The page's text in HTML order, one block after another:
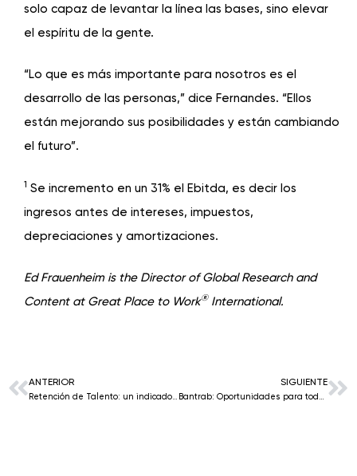
solo capaz de levantar la línea las bases, sino elevar
el espíritu de la gente.
“Lo que es más importante para nosotros es el
desarrollo de las personas,” dice Fernandes. “Ellos
están mejorando sus posibilidades y están cambiando
el futuro”.
1 Se incremento en un 31% el Ebitda, es decir los
ingresos antes de intereses, impuestos,
depreciaciones y amortizaciones.
Ed Frauenheim is the Director of Global Research and
Content at Great Place to Work®International.
ANTERIOR
Retención de Talento: un indicador clave en el mundo
SIGUIENTE
Bantrab: Oportunidades para todos